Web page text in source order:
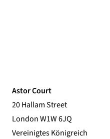
Astor Court
20 Hallam Street
London W1W 6JQ
Vereinigtes Königreich